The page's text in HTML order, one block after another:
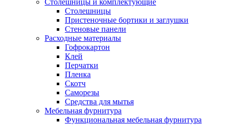
Столешницы и комплектующие
Столешницы
Пристеночные бортики и заглушки
Стеновые панели
Расходные материалы
Гофрокартон
Клей
Перчатки
Пленка
Скотч
Саморезы
Средства для мытья
Мебельная фурнитура
Функциональная мебельная фурнитура